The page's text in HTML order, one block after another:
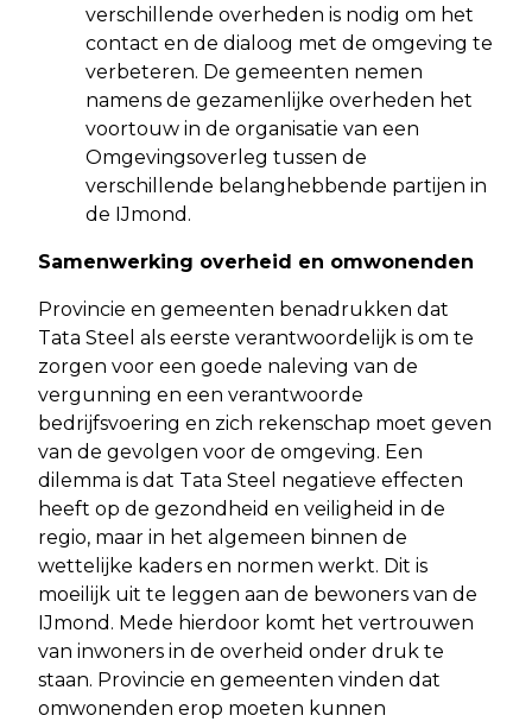
verschillende overheden is nodig om het
contact en de dialoog met de omgeving te
verbeteren. De gemeenten nemen
namens de gezamenlijke overheden het
voortouw in de organisatie van een
Omgevingsoverleg tussen de
verschillende belanghebbende partijen in
de IJmond.
Samenwerking overheid en omwonenden
Provincie en gemeenten benadrukken dat
Tata Steel als eerste verantwoordelijk is om te
zorgen voor een goede naleving van de
vergunning en een verantwoorde
bedrijfsvoering en zich rekenschap moet geven
van de gevolgen voor de omgeving. Een
dilemma is dat Tata Steel negatieve effecten
heeft op de gezondheid en veiligheid in de
regio, maar in het algemeen binnen de
wettelijke kaders en normen werkt. Dit is
moeilijk uit te leggen aan de bewoners van de
IJmond. Mede hierdoor komt het vertrouwen
van inwoners in de overheid onder druk te
staan. Provincie en gemeenten vinden dat
omwonenden erop moeten kunnen